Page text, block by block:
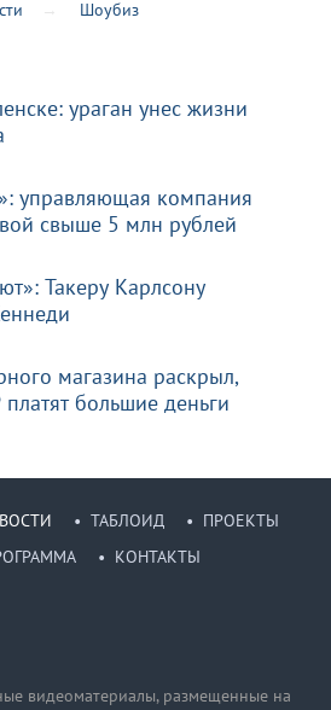
Шоубиз
ураган унес жизни
управляющая компания
свыше 5 млн рублей
Такеру Карлсону
магазина раскрыл,
большие деньги
ТАБЛОИД
ПРОЕКТЫ
КОНТАКТЫ
видеоматериалы, размещенные на